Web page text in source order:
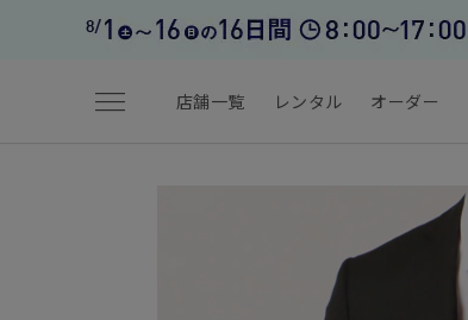
menu 店舗一覧 レンタル オーダー